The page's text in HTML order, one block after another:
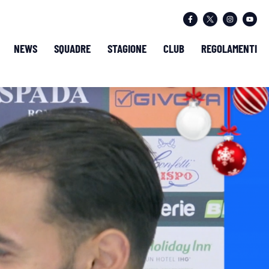
NEWS SQUADRE STAGIONE CLUB REGOLAMENTI